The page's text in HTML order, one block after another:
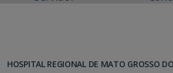
HOSPITAL REGIONAL DE MATO GROSSO